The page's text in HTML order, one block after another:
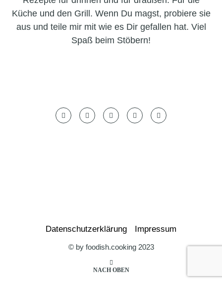
Küche und den Grill. Wenn Du magst, probiere sie
aus und teile mir mit wie es Dir gefallen hat. Viel
Spaß beim Stöbern!
Datenschutzerklärung Impressum
© by foodish.cooking 2023
NACH OBEN